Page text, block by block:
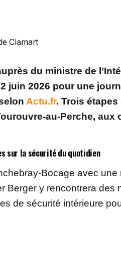
Clamart
du ministre de
juin 2026 pour une
Actu.fr. Trois
au-Perche,
sur la sécurité du quotidien
Bocage avec
Berger y rencontrera des
de sécurité intérieure